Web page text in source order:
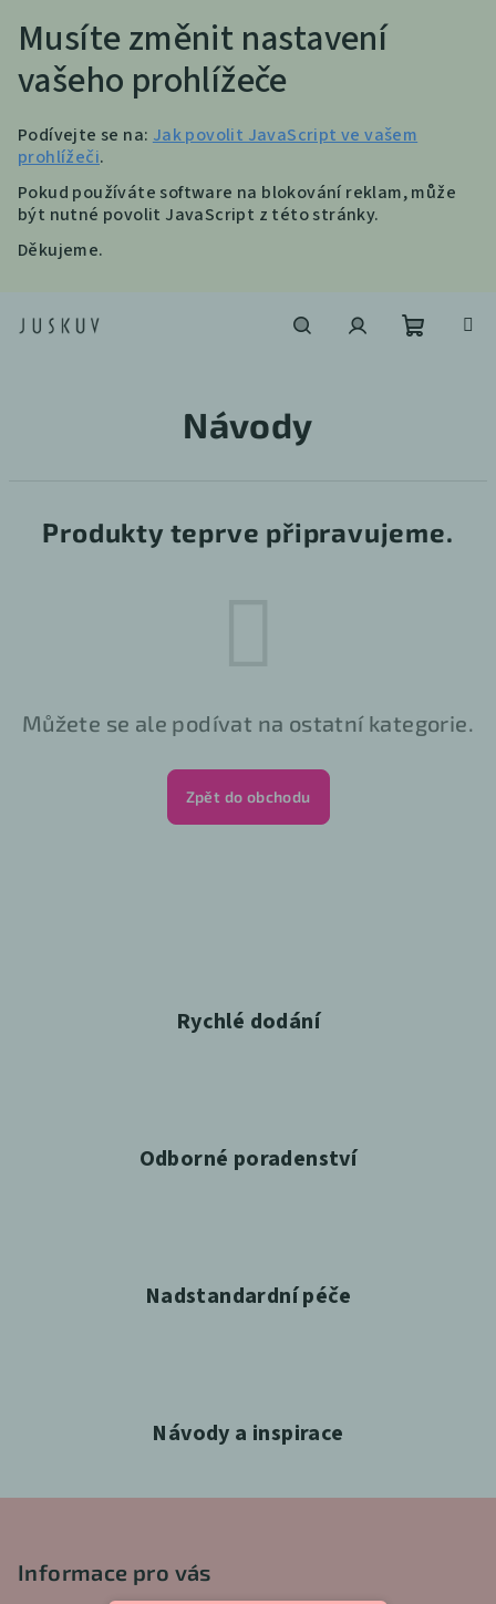
Musíte změnit nastavení
vašeho prohlížeče
Podívejte se na: Jak povolit JavaScript ve vašem
prohlížeči.
Pokud používáte software na blokování reklam, může
být nutné povolit JavaScript z této stránky.
Děkujeme.
Návody
Produkty teprve připravujeme.
Můžete se ale podívat na ostatní kategorie.
Zpět do obchodu
Rychlé dodání
Odborné poradenství
Nadstandardní péče
Návody a inspirace
Informace pro vás